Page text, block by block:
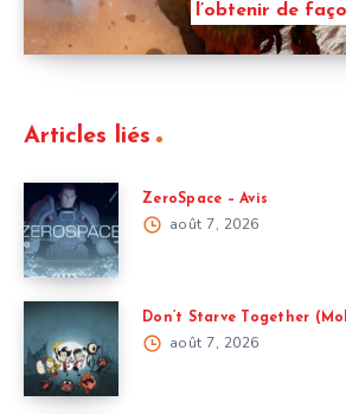
l’obtenir de
Articles liés
ZeroSpace – Avis
août 7, 2026
Don’t Starve Together
août 7, 2026